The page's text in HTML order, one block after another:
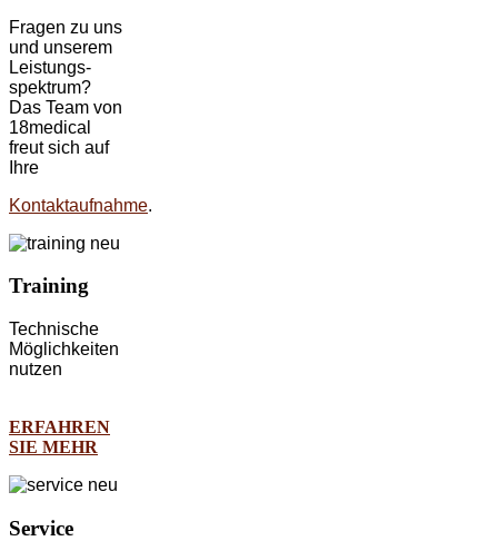
Fragen zu uns
und unserem
Leistungs-
spektrum?
Das Team von
18medical
freut sich auf
Ihre
Kontaktaufnahme.
Training
Technische
Möglichkeiten
nutzen
ERFAHREN
SIE MEHR
Service